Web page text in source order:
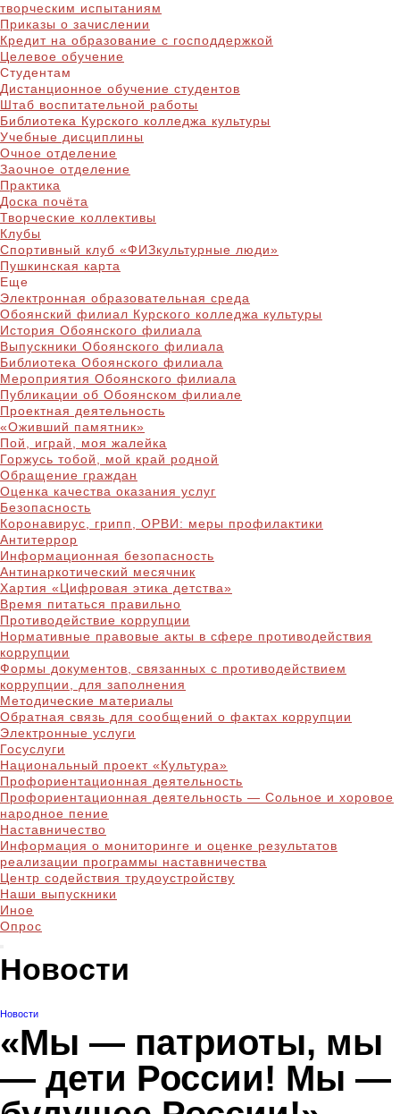
творческим испытаниям
Приказы о зачислении
Кредит на образование с господдержкой
Целевое обучение
Студентам
Дистанционное обучение студентов
Штаб воспитательной работы
Библиотека Курского колледжа культуры
Учебные дисциплины
Очное отделение
Заочное отделение
Практика
Доска почёта
Творческие коллективы
Клубы
Спортивный клуб «ФИЗкультурные люди»
Пушкинская карта
Еще
Электронная образовательная среда
Обоянский филиал Курского колледжа культуры
История Обоянского филиала
Выпускники Обоянского филиала
Библиотека Обоянского филиала
Мероприятия Обоянского филиала
Публикации об Обоянском филиале
Проектная деятельность
«Оживший памятник»
Пой, играй, моя жалейка
Горжусь тобой, мой край родной
Обращение граждан
Оценка качества оказания услуг
Безопасность
Коронавирус, грипп, ОРВИ: меры профилактики
Антитеррор
Информационная безопасность
Антинаркотический месячник
Хартия «Цифровая этика детства»
Время питаться правильно
Противодействие коррупции
Нормативные правовые акты в сфере противодействия
коррупции
Формы документов, связанных с противодействием
коррупции, для заполнения
Методические материалы
Обратная связь для сообщений о фактах коррупции
Электронные услуги
Госуслуги
Национальный проект «Культура»
Профориентационная деятельность
Профориентационная деятельность — Сольное и хоровое
народное пение
Наставничество
Информация о мониторинге и оценке результатов
реализации программы наставничества
Центр содействия трудоустройству
Наши выпускники
Иное
Опрос
Новости
Новости
«Мы — патриоты, мы
— дети России! Мы —